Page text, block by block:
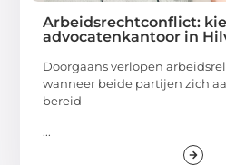
Arbeidsrechtconflict:
advocatenkantoor in
Doorgaans verlopen
wanneer beide partijen zich
bereid
...